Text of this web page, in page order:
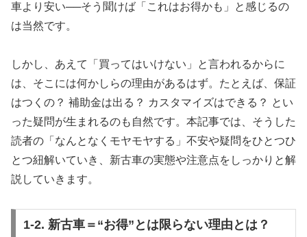
車より安い──そう聞けば「これはお得かも」と感じるの
は当然です。
しかし、あえて「買ってはいけない」と言われるからに
は、そこには何かしらの理由があるはず。たとえば、保証
はつくの？ 補助金は出る？ カスタマイズはできる？ とい
った疑問が生まれるのも自然です。本記事では、そうした
読者の「なんとなくモヤモヤする」不安や疑問をひとつひ
とつ紐解いていき、新古車の実態や注意点をしっかりと解
説していきます。
1-2. 新古車＝“お得”とは限らない理由とは？